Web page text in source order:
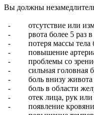
Вы должны
- отсутствие или
- рвота более 5 раз в
- потеря массы тела
- повышение
- проблемы со
- сильная головная
- боль внизу живота
- боль в области
- отек лица, рук или
- появление